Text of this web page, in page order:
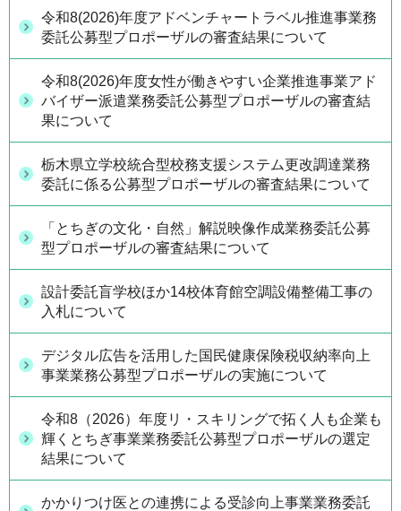
令和8(2026)年度アドベンチャートラベル推進事業務
委託公募型プロポーザルの審査結果について
令和8(2026)年度女性が働きやすい企業推進事業アド
バイザー派遣業務委託公募型プロポーザルの審査結
果について
栃木県立学校統合型校務支援システム更改調達業務
委託に係る公募型プロポーザルの審査結果について
「とちぎの文化・自然」解説映像作成業務委託公募
型プロポーザルの審査結果について
設計委託盲学校ほか14校体育館空調設備整備工事の
入札について
デジタル広告を活用した国民健康保険税収納率向上
事業業務公募型プロポーザルの実施について
令和8（2026）年度リ・スキリングで拓く人も企業も
輝くとちぎ事業業務委託公募型プロポーザルの選定
結果について
かかりつけ医との連携による受診向上事業業務委託